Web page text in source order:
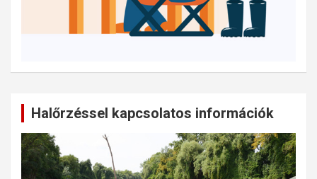
Halőrzéssel kapcsolatos információk